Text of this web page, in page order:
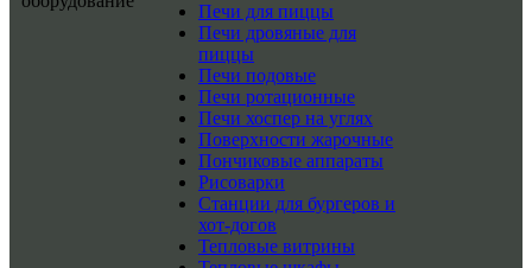
Печи для пиццы
Печи дровяные для
пиццы
Печи подовые
Печи ротационные
Печи хоспер на углях
Поверхности жарочные
Пончиковые аппараты
Рисоварки
Станции для бургеров и
хот-догов
Тепловые витрины